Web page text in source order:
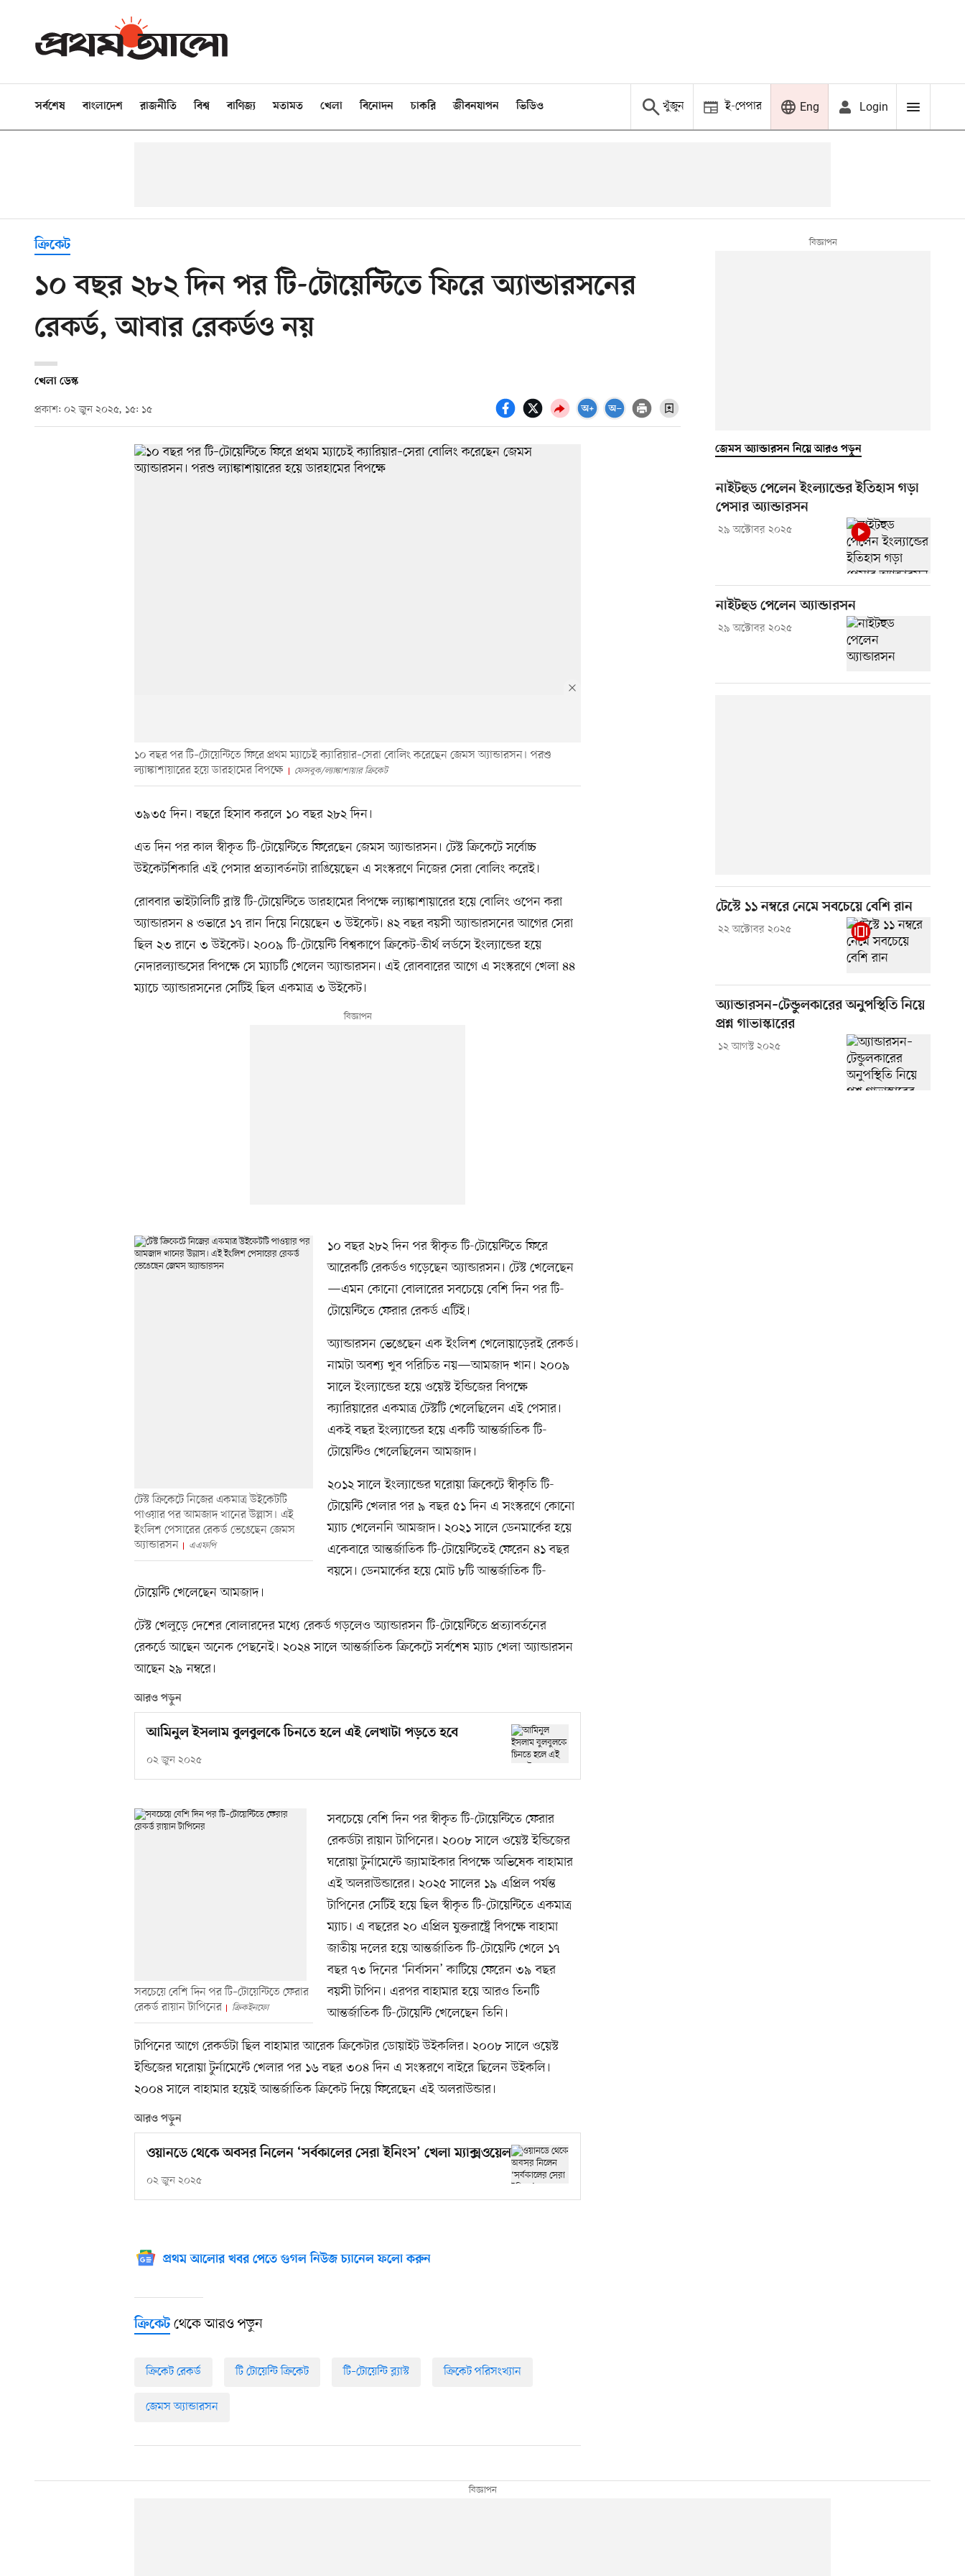
সর্বশেষ বাংলাদেশ রাজনীতি বিশ্ব বাণিজ্য মতামত খেলা বিনোদন চাকরি জীবনযাপন ভিডিও খুঁজুন ই-পেপার Eng Login
ক্রিকেট
১০ বছর ২৮২ দিন পর টি-টোয়েন্টিতে ফিরে অ্যান্ডারসনের
রেকর্ড, আবার রেকর্ডও নয়
খেলা ডেস্ক
প্রকাশ: ০২ জুন ২০২৫, ১৫: ১৫
১০ বছর পর টি–টোয়েন্টিতে ফিরে প্রথম ম্যাচেই ক্যারিয়ার–সেরা বোলিং করেছেন জেমস অ্যান্ডারসন। পরশু
ল্যাঙ্কাশায়ারের হয়ে ডারহামের বিপক্ষে
ফেসবুক/ল্যাঙ্কাশায়ার ক্রিকেট
৩৯৩৫ দিন। বছরে হিসাব করলে ১০ বছর ২৮২ দিন।
এত দিন পর কাল স্বীকৃত টি-টোয়েন্টিতে ফিরেছেন জেমস অ্যান্ডারসন। টেস্ট ক্রিকেটে সর্বোচ্চ
উইকেটশিকারি এই পেসার প্রত্যাবর্তনটা রাঙিয়েছেন এ সংস্করণে নিজের সেরা বোলিং করেই।
রোববার ভাইটালিটি ব্লাস্ট টি-টোয়েন্টিতে ডারহামের বিপক্ষে ল্যাঙ্কাশায়ারের হয়ে বোলিং ওপেন করা
অ্যান্ডারসন ৪ ওভারে ১৭ রান দিয়ে নিয়েছেন ৩ উইকেট। ৪২ বছর বয়সী অ্যান্ডারসনের আগের সেরা
ছিল ২৩ রানে ৩ উইকেট। ২০০৯ টি-টোয়েন্টি বিশ্বকাপে ক্রিকেট-তীর্থ লর্ডসে ইংল্যান্ডের হয়ে
নেদারল্যান্ডসের বিপক্ষে সে ম্যাচটি খেলেন অ্যান্ডারসন। এই রোববারের আগে এ সংস্করণে খেলা ৪৪
ম্যাচে অ্যান্ডারসনের সেটিই ছিল একমাত্র ৩ উইকেট।
টেস্ট ক্রিকেটে নিজের একমাত্র উইকেটটি
পাওয়ার পর আমজাদ খানের উল্লাস। এই
ইংলিশ পেসারের রেকর্ড ভেঙেছেন জেমস
অ্যান্ডারসন
এএফপি
১০ বছর ২৮২ দিন পর স্বীকৃত টি-টোয়েন্টিতে ফিরে
আরেকটি রেকর্ডও গড়েছেন অ্যান্ডারসন। টেস্ট খেলেছেন
—এমন কোনো বোলারের সবচেয়ে বেশি দিন পর টি-
টোয়েন্টিতে ফেরার রেকর্ড এটিই।
অ্যান্ডারসন ভেঙেছেন এক ইংলিশ খেলোয়াড়েরই রেকর্ড।
নামটা অবশ্য খুব পরিচিত নয়—আমজাদ খান। ২০০৯
সালে ইংল্যান্ডের হয়ে ওয়েস্ট ইন্ডিজের বিপক্ষে
ক্যারিয়ারের একমাত্র টেস্টটি খেলেছিলেন এই পেসার।
একই বছর ইংল্যান্ডের হয়ে একটি আন্তর্জাতিক টি-
টোয়েন্টিও খেলেছিলেন আমজাদ।
২০১২ সালে ইংল্যান্ডের ঘরোয়া ক্রিকেটে স্বীকৃতি টি-
টোয়েন্টি খেলার পর ৯ বছর ৫১ দিন এ সংস্করণে কোনো
ম্যাচ খেলেননি আমজাদ। ২০২১ সালে ডেনমার্কের হয়ে
একেবারে আন্তর্জাতিক টি-টোয়েন্টিতেই ফেরেন ৪১ বছর
বয়সে। ডেনমার্কের হয়ে মোট ৮টি আন্তর্জাতিক টি-
টোয়েন্টি খেলেছেন আমজাদ।
টেস্ট খেলুড়ে দেশের বোলারদের মধ্যে রেকর্ড গড়লেও অ্যান্ডারসন টি-টোয়েন্টিতে প্রত্যাবর্তনের
রেকর্ডে আছেন অনেক পেছনেই। ২০২৪ সালে আন্তর্জাতিক ক্রিকেটে সর্বশেষ ম্যাচ খেলা অ্যান্ডারসন
আছেন ২৯ নম্বরে।
আরও পড়ুন
আমিনুল ইসলাম বুলবুলকে চিনতে হলে এই লেখাটা পড়তে হবে
০২ জুন ২০২৫
সবচেয়ে বেশি দিন পর টি–টোয়েন্টিতে ফেরার
রেকর্ড রায়ান টাপিনের
ক্রিকইনফো
সবচেয়ে বেশি দিন পর স্বীকৃত টি-টোয়েন্টিতে ফেরার
রেকর্ডটা রায়ান টাপিনের। ২০০৮ সালে ওয়েস্ট ইন্ডিজের
ঘরোয়া টুর্নামেন্টে জ্যামাইকার বিপক্ষে অভিষেক বাহামার
এই অলরাউন্ডারের। ২০২৫ সালের ১৯ এপ্রিল পর্যন্ত
টাপিনের সেটিই হয়ে ছিল স্বীকৃত টি-টোয়েন্টিতে একমাত্র
ম্যাচ। এ বছরের ২০ এপ্রিল যুক্তরাষ্ট্রে বিপক্ষে বাহামা
জাতীয় দলের হয়ে আন্তর্জাতিক টি-টোয়েন্টি খেলে ১৭
বছর ৭৩ দিনের ‘নির্বাসন’ কাটিয়ে ফেরেন ৩৯ বছর
বয়সী টাপিন। এরপর বাহামার হয়ে আরও তিনটি
আন্তর্জাতিক টি-টোয়েন্টি খেলেছেন তিনি।
টাপিনের আগে রেকর্ডটা ছিল বাহামার আরেক ক্রিকেটার ডোয়াইট উইকলির। ২০০৮ সালে ওয়েস্ট
ইন্ডিজের ঘরোয়া টুর্নামেন্টে খেলার পর ১৬ বছর ৩০৪ দিন এ সংস্করণে বাইরে ছিলেন উইকলি।
২০০৪ সালে বাহামার হয়েই আন্তর্জাতিক ক্রিকেট দিয়ে ফিরেছেন এই অলরাউন্ডার।
আরও পড়ুন
ওয়ানডে থেকে অবসর নিলেন ‘সর্বকালের সেরা ইনিংস’ খেলা ম্যাক্সওয়েল
০২ জুন ২০২৫
প্রথম আলোর খবর পেতে গুগল নিউজ চ্যানেল ফলো করুন
ক্রিকেটথেকে আরও পড়ুন
ক্রিকেট রেকর্ড টি টোয়েন্টি ক্রিকেট টি–টোয়েন্টি ব্ল্যাস্ট ক্রিকেট পরিসংখ্যান
জেমস অ্যান্ডারসন
জেমস অ্যান্ডারসন নিয়ে আরও পড়ুন
নাইটহুড পেলেন ইংল্যান্ডের ইতিহাস গড়া
পেসার অ্যান্ডারসন
২৯ অক্টোবর ২০২৫
নাইটহুড পেলেন অ্যান্ডারসন
২৯ অক্টোবর ২০২৫
টেস্টে ১১ নম্বরে নেমে সবচেয়ে বেশি রান
২২ অক্টোবর ২০২৫
অ্যান্ডারসন–টেন্ডুলকারের অনুপস্থিতি নিয়ে
প্রশ্ন গাভাস্কারের
১২ আগস্ট ২০২৫